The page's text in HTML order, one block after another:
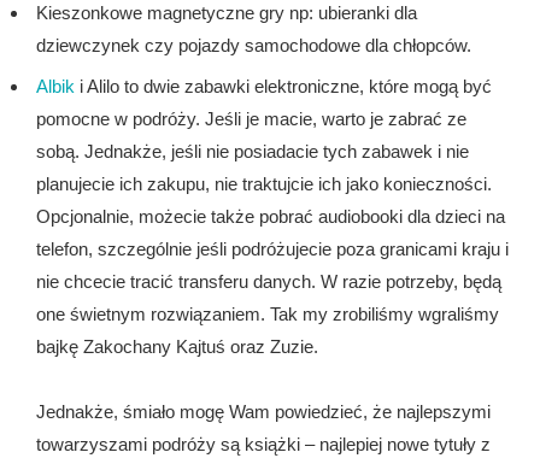
Kieszonkowe magnetyczne gry np: ubieranki dla
dziewczynek czy pojazdy samochodowe dla chłopców.
Albik i Alilo to dwie zabawki elektroniczne, które mogą być
pomocne w podróży. Jeśli je macie, warto je zabrać ze
sobą. Jednakże, jeśli nie posiadacie tych zabawek i nie
planujecie ich zakupu, nie traktujcie ich jako konieczności.
Opcjonalnie, możecie także pobrać audiobooki dla dzieci na
telefon, szczególnie jeśli podróżujecie poza granicami kraju i
nie chcecie tracić transferu danych. W razie potrzeby, będą
one świetnym rozwiązaniem. Tak my zrobiliśmy wgraliśmy
bajkę Zakochany Kajtuś oraz Zuzie.
Jednakże, śmiało mogę Wam powiedzieć, że najlepszymi
towarzyszami podróży są książki – najlepiej nowe tytuły z